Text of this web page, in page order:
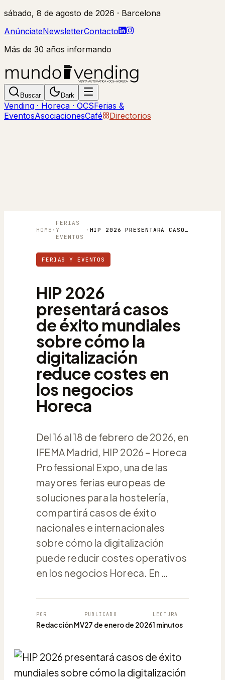
sábado, 8 de agosto de 2026 · Barcelona
AnúnciateNewsletterContacto
Más de 30 años informando
Buscar Dark
Vending · Horeca · OCSFerias &
EventosAsociacionesCafé Directorios
HOME ·
FERIAS
Y
EVENTOS
· HIP 2026 PRESENTARÁ CASOS DE ÉXITO MUNDIALES SOBRE CÓMO LA DIGITALIZACIÓN REDUCE COSTES EN LOS NEGOCIOS HORECA
FERIAS Y EVENTOS
HIP 2026
presentará casos
de éxito mundiales
sobre cómo la
digitalización
reduce costes en
los negocios
Horeca
Del 16 al 18 de febrero de 2026, en
IFEMA Madrid, HIP 2026 – Horeca
Professional Expo, una de las
mayores ferias europeas de
soluciones para la hostelería,
compartirá casos de éxito
nacionales e internacionales
sobre cómo la digitalización
puede reducir costes operativos
en los negocios Horeca. En …
POR
Redacción MV
PUBLICADO
27 de enero de 2026
LECTURA
1 minutos